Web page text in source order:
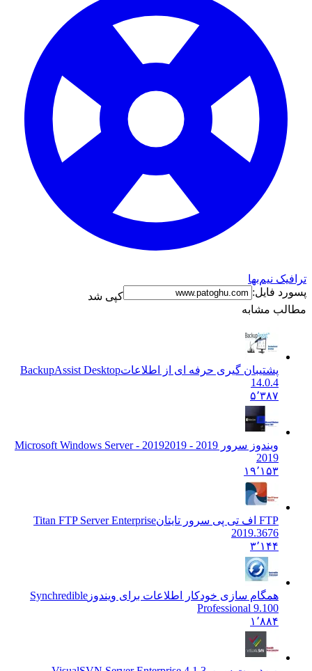
ترافیک نیم‌بها
پسورد فایل:
کپی شد
مطالب مشابه
پشتیبان گیری حرفه ای از اطلاعاتBackupAssist Desktop
14.0.4
۵٬۳۸۷
ویندوز سرور 2019 - 2019
2019 - Microsoft Windows Server
2019
۱۹٬۱۵۳
FTP اف تی پی سرور تایتان
Titan FTP Server Enterprise
2019.3676
۳٬۱۴۴
همگام سازی خودکار اطلاعات برای ویندوز Synchredible
Professional 9.100
۱٬۸۸۴